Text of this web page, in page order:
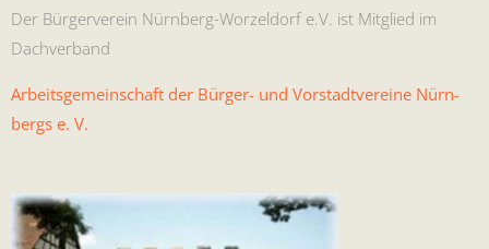
Der Bürg­ervere­in Nürn­berg-Worzel­dorf e.V. ist Mit­glied im
Dachverband
Arbeits­ge­mein­schaft der Bürg­er- und Vorstadtvere­ine Nürn­
bergs e. V.